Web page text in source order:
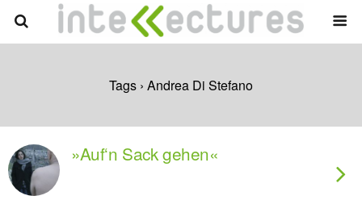
Tags › Andrea Di Stefano
»Auf‘n Sack gehen«